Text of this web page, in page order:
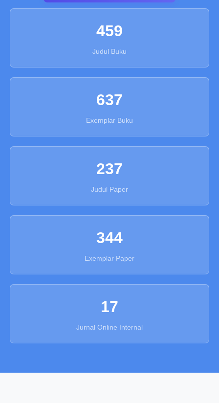
459
Judul Buku
637
Exemplar Buku
237
Judul Paper
344
Exemplar Paper
17
Jurnal Online Internal